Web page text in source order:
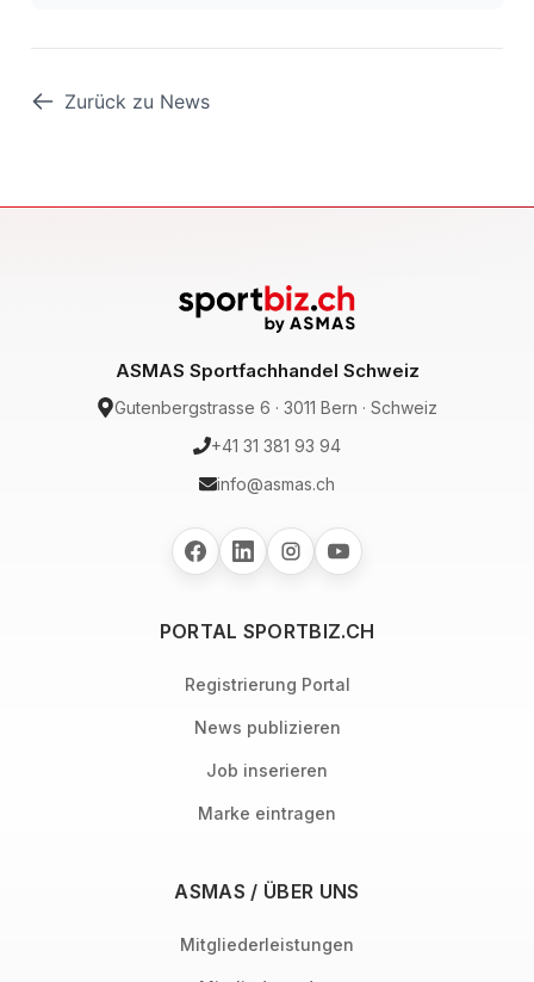
Zurück zu News
ASMAS Sportfachhandel Schweiz
Gutenbergstrasse 6 · 3011 Bern · Schweiz
+41 31 381 93 94
info@asmas.ch
PORTAL SPORTBIZ.CH
Registrierung Portal
News publizieren
Job inserieren
Marke eintragen
ASMAS / ÜBER UNS
Mitgliederleistungen